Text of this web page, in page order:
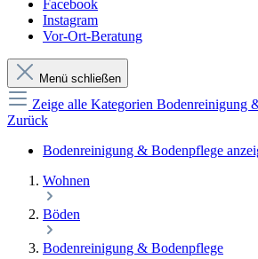
Facebook
Instagram
Vor-Ort-Beratung
Menü schließen
Zeige alle Kategorien Bodenreinigung
Zurück
Bodenreinigung & Bodenpflege
Wohnen
Böden
Bodenreinigung & Bodenpflege